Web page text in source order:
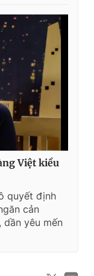
Việt kiều
quyết định
cản
yêu mến